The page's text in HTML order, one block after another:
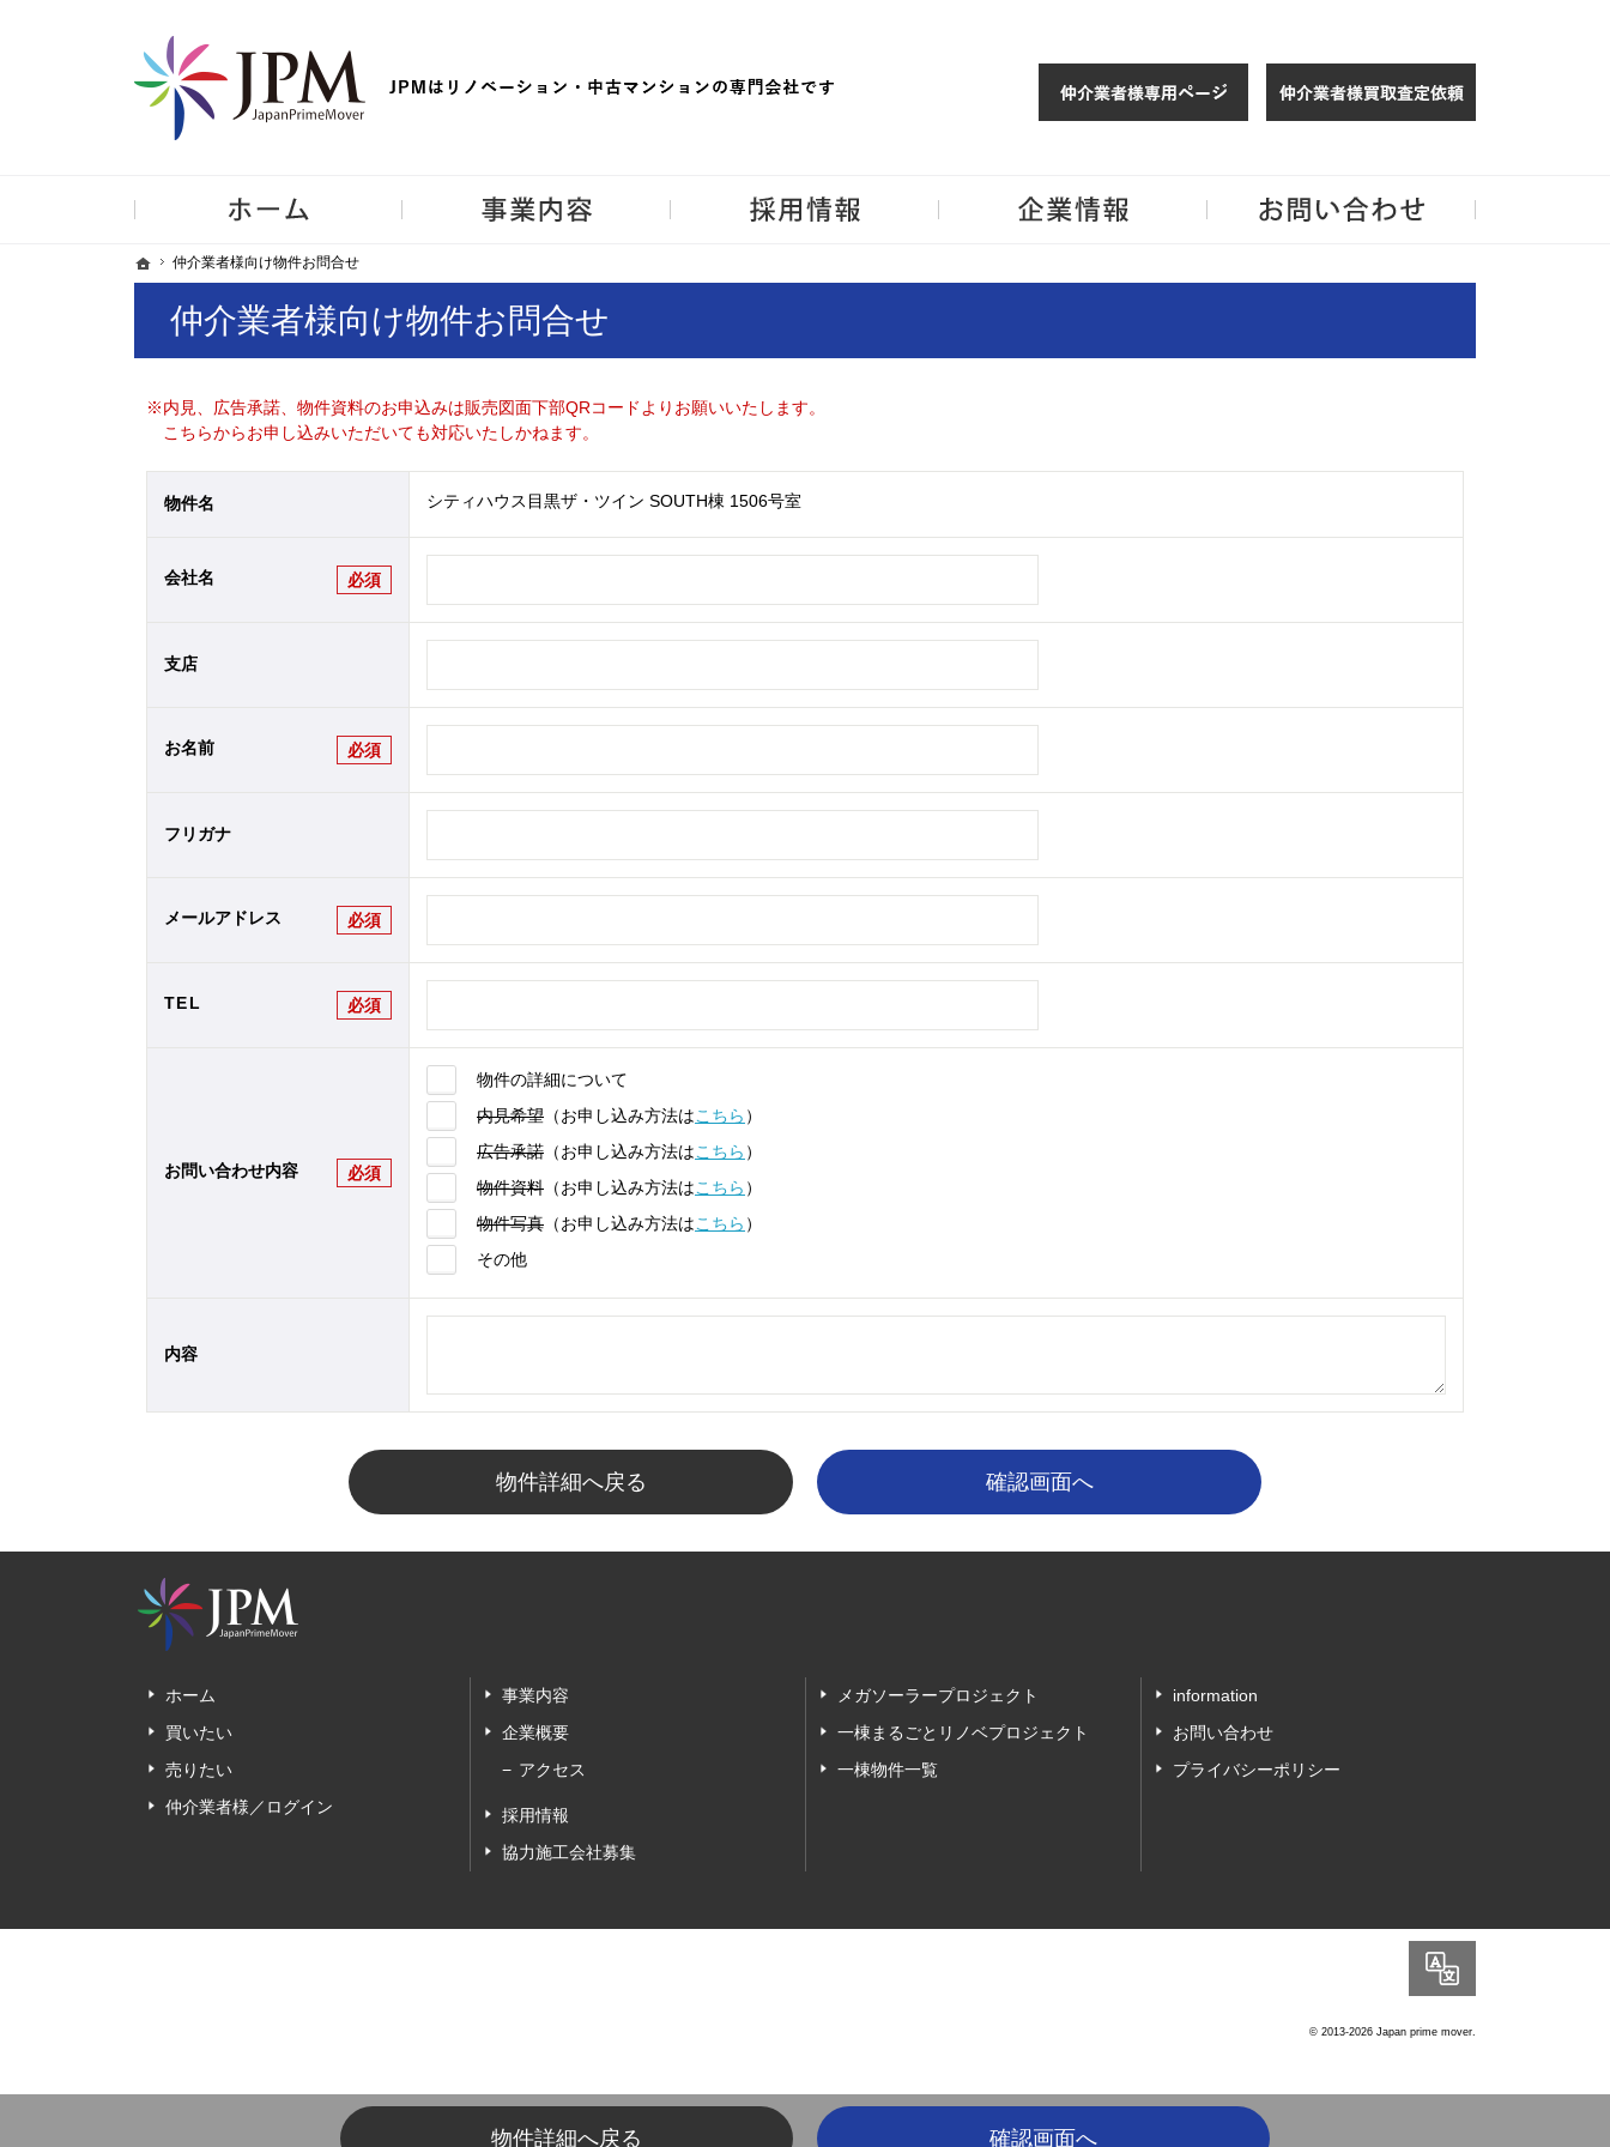
ホーム
仲介業者様向け物件お問合せ
仲介業者様向け物件お問合せ
※内見、広告承諾、物件資料のお申込みは販売図面下部QRコードよりお願いいたします。
こちらからお申し込みいただいても対応いたしかねます。
物件名 シティハウス目黒ザ・ツイン SOUTH棟 1506号室
会社名 必須
支店
お名前 必須
フリガナ
メールアドレス 必須
TEL 必須
お問い合わせ内容 必須
物件の詳細について
内見希望 （お申し込み方法はこちら ）
広告承諾 （お申し込み方法はこちら ）
物件資料 （お申し込み方法はこちら ）
物件写真 （お申し込み方法はこちら ）
その他
内容
物件詳細へ戻る
物件詳細へ戻る
ホーム
買いたい
売りたい
仲介業者様／ログイン
事業内容
企業概要
アクセス
採用情報
協力施工会社募集
メガソーラープロジェクト
一棟まるごとリノベプロジェクト
一棟物件一覧
information
お問い合わせ
プライバシーポリシー
ホーム
仲介業者様向け物件お問合せ
© 2013-2026 Japan prime mover.